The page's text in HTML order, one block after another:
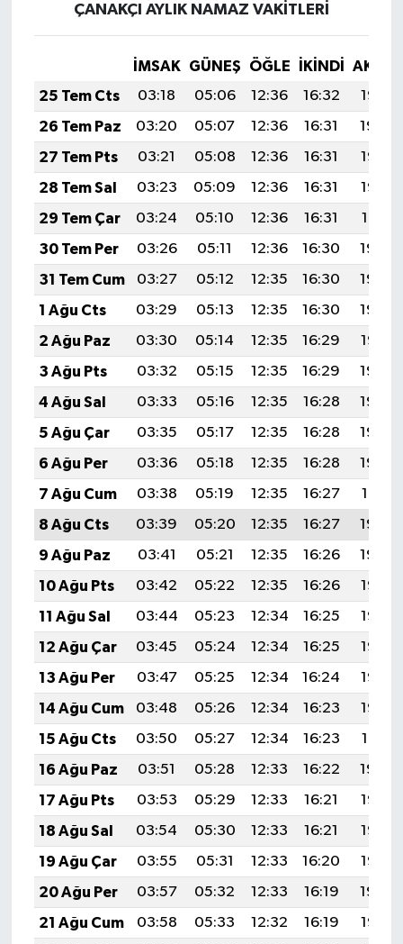
ÇANAKÇI AYLIK NAMAZ VAKITLERI
İMSAK GÜNEŞ ÖĞLE İKINDI
25 Tem Cts
03:18 05:06 12:36 16:32
19:55
26 Tem Paz
03:20 05:07 12:36 16:31
19:54
27 Tem Pts
03:21 05:08 12:36 16:31
19:53
28 Tem Sal
03:23 05:09 12:36 16:31
19:52
29 Tem Çar
03:24 05:10 12:36 16:31
19:51
30 Tem Per
03:26 05:11 12:36 16:30
19:50
31 Tem Cum
03:27 05:12 12:35 16:30
19:49
1 Ağu Cts
03:29 05:13 12:35 16:30
19:48
2 Ağu Paz
03:30 05:14 12:35 16:29
19:47
3 Ağu Pts
03:32 05:15 12:35 16:29
19:46
4 Ağu Sal
03:33 05:16 12:35 16:28
19:45
5 Ağu Çar
03:35 05:17 12:35 16:28
19:43
6 Ağu Per
03:36 05:18 12:35 16:28
19:42
7 Ağu Cum
03:38 05:19 12:35 16:27
19:41
8 Ağu Cts
03:39 05:20 12:35 16:27
19:40
9 Ağu Paz
03:41 05:21 12:35 16:26
19:39
10 Ağu Pts
03:42 05:22 12:35 16:26
19:37
11 Ağu Sal
03:44 05:23 12:34 16:25
19:36
12 Ağu Çar
03:45 05:24 12:34 16:25
19:35
13 Ağu Per
03:47 05:25 12:34 16:24
19:33
14 Ağu Cum
03:48 05:26 12:34 16:23
19:32
15 Ağu Cts
03:50 05:27 12:34 16:23
19:31
16 Ağu Paz
03:51 05:28 12:33 16:22
19:29
17 Ağu Pts
03:53 05:29 12:33 16:21
19:28
18 Ağu Sal
03:54 05:30 12:33 16:21
19:26
19 Ağu Çar
03:55 05:31 12:33 16:20
19:25
20 Ağu Per
03:57 05:32 12:33 16:19
19:24
21 Ağu Cum
03:58 05:33 12:32 16:19
19:22